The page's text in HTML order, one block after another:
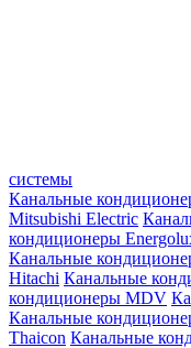
системы
Канальные
Mitsubishi Electric
кондиционеры
Канальные
Hitachi Канальные
кондиционеры MDV
Канальные
Thaicon Канальные